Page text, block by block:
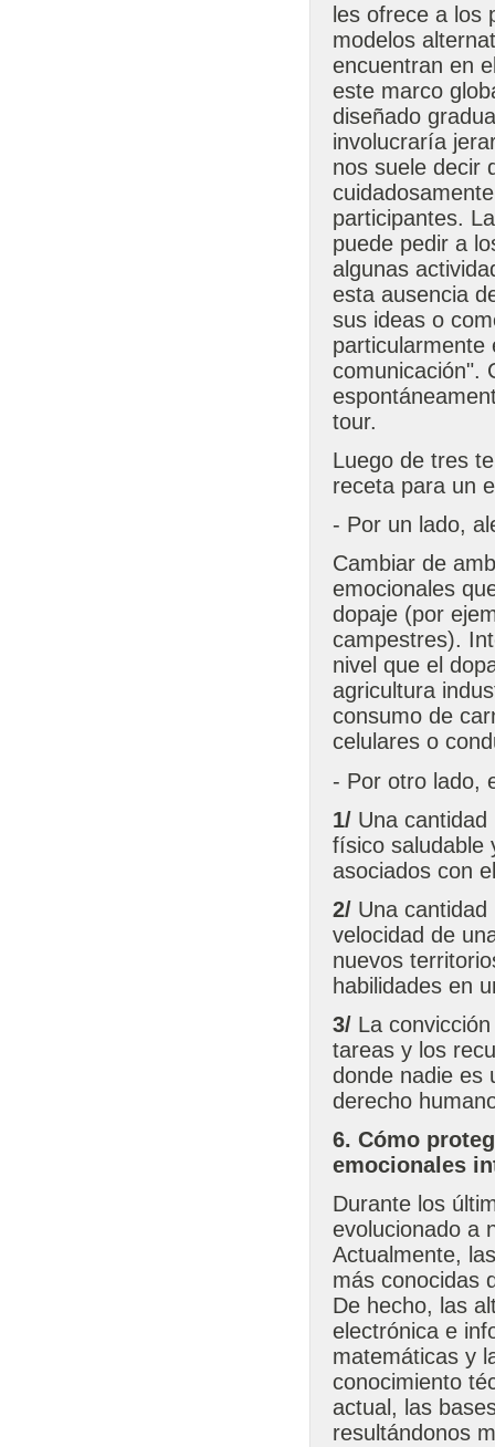
les ofrece a los
modelos
encuentran en
este marco
diseñado
involucraría
nos suele decir
participantes.
puede pedir a
algunas
esta ausencia
sus ideas o
particularmente
comunicación".
tour.
Luego de tres
receta para un
- Por un lado,
Cambiar de
emocionales
dopaje (por
campestres).
nivel que el
agricultura
consumo de
celulares o
- Por otro lado,
1/ Una
físico saludable
asociados con
2/ Una
velocidad de
nuevos
habilidades en
3/ La
tareas y los
donde nadie es
derecho
6. Cómo
emocionales
Durante los
evolucionado a
Actualmente,
más conocidas
De hecho, las
electrónica e
matemáticas y
conocimiento
actual, las
resultándonos